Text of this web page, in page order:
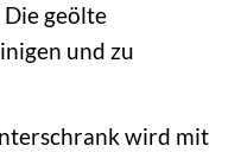
Die geölte
und zu
wird mit